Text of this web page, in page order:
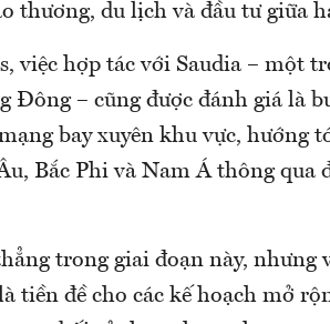
thương, du lịch và đầu tư giữa
việc hợp tác với Saudia – một
Đông – cũng được đánh giá là
bay xuyên khu vực, hướng
Bắc Phi và Nam Á thông qua
trong giai đoạn này, nhưng
tiền đề cho các kế hoạch mở